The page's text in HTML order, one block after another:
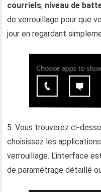
courriels, niveau de
de verrouillage pour que
jour en regardant
5. Vous trouverez ci-
choisissez les
verrouillage. L'interface
de paramétrage détaillé